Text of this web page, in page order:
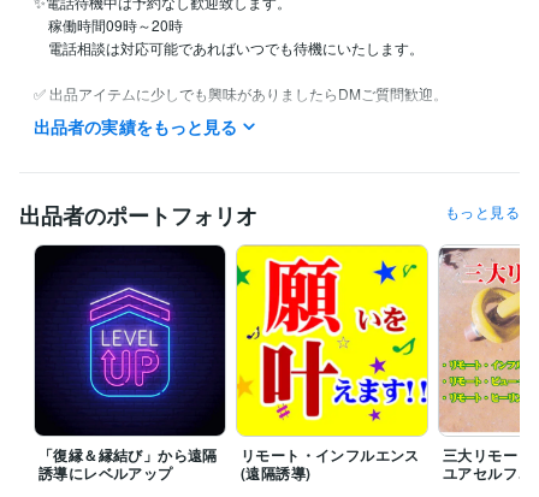
稼働時間09時～20時
電話相談は対応可能であればいつでも待機にいたします。
✅ 出品アイテムに少しでも興味がありましたらDMご質問歓迎。
✅ 割引クーポンコード →　KR68BV
経験職種
コンサルタント / 経営コンサルタント
経営・マネジメント / 経営者・CEO・COO 経験年数 : 33年
ライフスタイル・その他 / 占い師 経験年数 : 56年
受賞歴
審美眼（占い師になる為の本）
ビジネス・クリエイティブツール
Excel:40年Word:40年 PowerPoint:35年 Adobe Illustrator:30年
得意分野
占い Remote Viewer・占鑑定師
出品者の実績をもっと見る
出品者のポートフォリオ もっと見る
「復縁＆縁結び」から遠隔
誘導にレベルアップ
リモート・インフルエンス
(遠隔誘導)
三大リモート
ユアセルフ、